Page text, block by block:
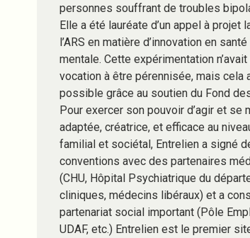
personnes souffrant de troubles
Elle a été lauréate d’un appel à projet
l’ARS en matière d’innovation en santé
mentale. Cette expérimentation n’avait
vocation à être pérennisée, mais cela
possible grâce au soutien du Fond
Pour exercer son pouvoir d’agir et se
adaptée, créatrice, et efficace au
familial et sociétal, Entrelien a signé
conventions avec des partenaires
(CHU, Hôpital Psychiatrique du
cliniques, médecins libéraux) et a
partenariat social important (Pôle
UDAF, etc.) Entrelien est le premier